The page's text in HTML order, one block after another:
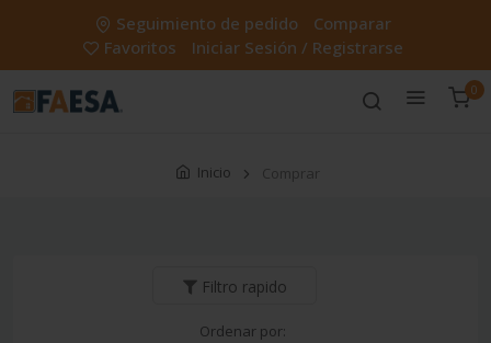
Seguimiento de pedido
Comparar
Favoritos
Iniciar Sesión / Registrarse
0
Inicio Comprar
Filtro rapido
Ordenar por: